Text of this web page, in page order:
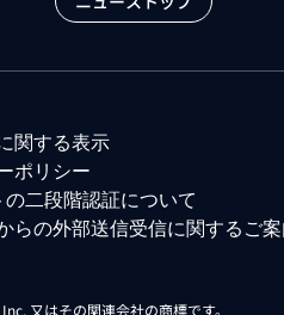
関する表示
ポリシー
二段階認証について
らの外部送信受信に関するご案
又はその関連会社の商標です。